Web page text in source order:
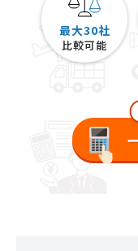
最大30社
比較可能